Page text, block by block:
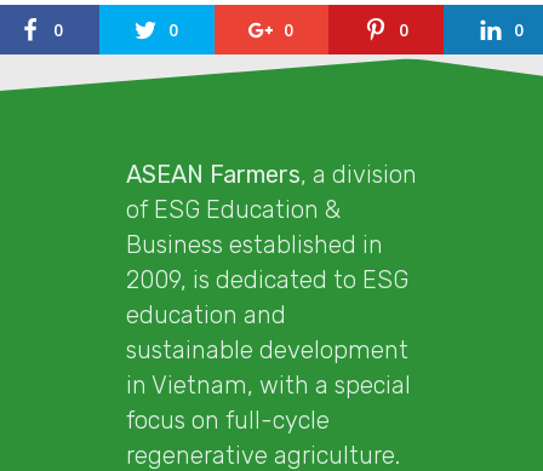
0 0 0 0 0
ASEAN Farmers, a division
of ESG Education &
Business established in
2009, is dedicated to ESG
education and
sustainable development
in Vietnam, with a special
focus on full-cycle
regenerative agriculture.